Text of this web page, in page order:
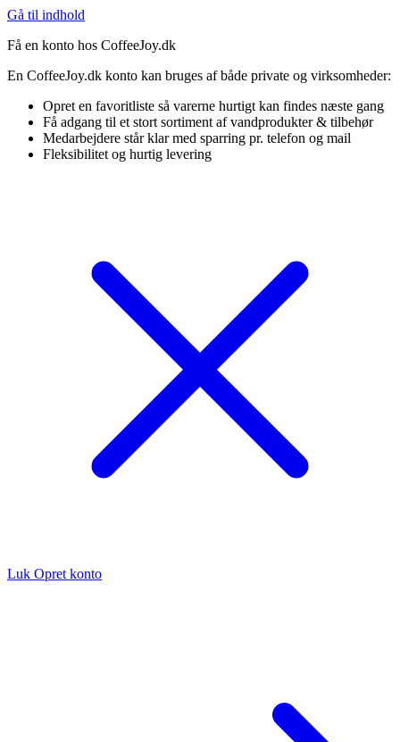
Gå til indhold
Få en konto hos CoffeeJoy.dk
En CoffeeJoy.dk konto kan bruges af både private og virksomheder:
Opret en favoritliste så varerne hurtigt kan findes næste gang
Få adgang til et stort sortiment af vandprodukter & tilbehør
Medarbejdere står klar med sparring pr. telefon og mail
Fleksibilitet og hurtig levering
Luk Opret konto